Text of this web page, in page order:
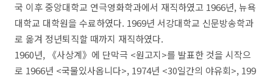
국 이후 중앙대학교 연극영화학과에서 재직하였고 1966년,뉴욕
대학교 대학원을 수료하였다. 1969년 서강대학교 신문방송학과
로 옮겨 정년퇴직할 때까지 재직하였다.
1960년, 《사상계》 에 단막극 <원고지>를 발표한 것을 시작으
로 1966년 <국물있사옵니다>, 1974년 <30일간의 야유회>, 199